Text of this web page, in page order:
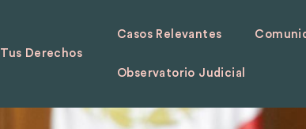
Tus Derechos
Casos Relevantes
Observatorio Judicial